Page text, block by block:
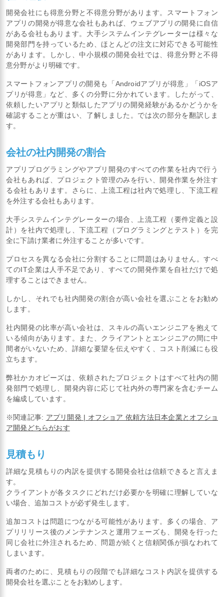
開発会社にも得意分野と不得意分野があります。スマートフォン
アプリの開発が得意な会社もあれば、ウェブアプリの開発に自信
がある会社もあります。大手システムインテグレーターは様々な
開発部門を持っているため、ほとんどの注文に対応できる可能性
があります。しかし、中小規模の開発会社では、得意分野と不得
意分野がより明確です。
スマートフォンアプリの開発も「Androidアプリが得意」「iOSア
プリが得意」など、多くの分野に分かれています。したがって、
依頼したいアプリと類似したアプリの開発経験があるかどうかを
確認することが重はい、了解しました。では次の部分を翻訳しま
す。
会社の社内開発の割合
アプリプログラミングやアプリ開発のすべての作業を社内で行う
会社もあれば、プロジェクト管理のみを行い、開発作業を外注す
る会社もあります。さらに、上流工程は社内で処理し、下流工程
を外注する会社もあります。
大手システムインテグレーターの場合、上流工程（要件定義と設
計）を社内で処理し、下流工程（プログラミングとテスト）を完
全に下請け業者に外注することが多いです。
プロセスを異なる会社に分割することに問題はありません。すべ
てのIT企業は人手不足であり、すべての開発作業を自社だけで処
理することはできません。
しかし、それでも社内開発の割合が高い会社を選ぶことをお勧め
します。
社内開発の比率が高い会社は、スキルの高いエンジニアを抱えて
いる傾向があります。また、クライアントとエンジニアの間に中
間者がいないため、詳細な要望を伝えやすく、コスト削減にも役
立ちます。
弊社かカオピーズは、依頼されたプロジェクトはすべて社内の開
発部門で処理し、開発内容に応じて社内外の専門家を含むチーム
を編成しています。
※関連記事: アプリ開発 | オフショア 依頼方法日本企業とオフショ
ア開発どちらがおす
見積もり
詳細な見積もりの内訳を提供する開発会社は信頼できると言えま
す。
クライアントが各タスクにどれだけ必要かを明確に理解していな
い場合、追加コストが必ず発生します。
追加コストは問題につながる可能性があります。多くの場合、ア
プリリリース後のメンテナンスと運用フェーズも、開発を行った
同じ会社に外注されるため、問題が続くと信頼関係が損なわれて
しまいます。
両者のために、見積もりの段階でも詳細なコスト内訳を提供する
開発会社を選ぶことをお勧めします。